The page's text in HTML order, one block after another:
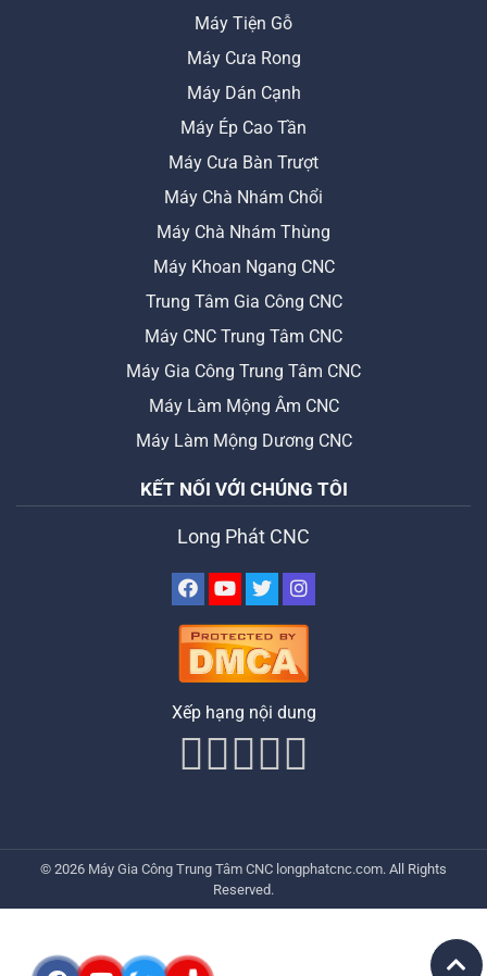
Máy Tiện Gỗ
Máy Cưa Rong
Máy Dán Cạnh
Máy Ép Cao Tần
Máy Cưa Bàn Trượt
Máy Chà Nhám Chổi
Máy Chà Nhám Thùng
Máy Khoan Ngang CNC
Trung Tâm Gia Công CNC
Máy CNC Trung Tâm CNC
Máy Gia Công Trung Tâm CNC
Máy Làm Mộng Âm CNC
Máy Làm Mộng Dương CNC
KẾT NỐI VỚI CHÚNG TÔI
Long Phát CNC
Xếp hạng nội dung
© 2026 Máy Gia Công Trung Tâm CNC longphatcnc.com. All Rights
Reserved.